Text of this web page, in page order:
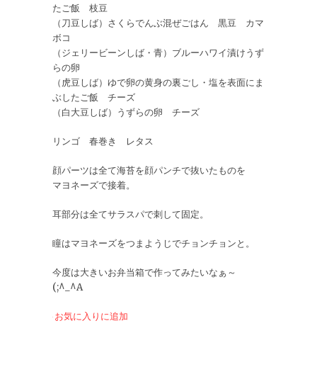
たご飯 枝豆
（刀豆しば）さくらでんぶ混ぜごはん 黒豆 カマ
ボコ
（ジェリービーンしば・青）ブルーハワイ漬けうず
らの卵
（虎豆しば）ゆで卵の黄身の裏ごし・塩を表面にま
ぶしたご飯 チーズ
（白大豆しば）うずらの卵 チーズ
リンゴ 春巻き レタス
顔パーツは全て海苔を顔パンチで抜いたものを
マヨネーズで接着。
耳部分は全てサラスパで刺して固定。
瞳はマヨネーズをつまようじでチョンチョンと。
今度は大きいお弁当箱で作ってみたいなぁ～
(;^_^A
お気に入りに追加